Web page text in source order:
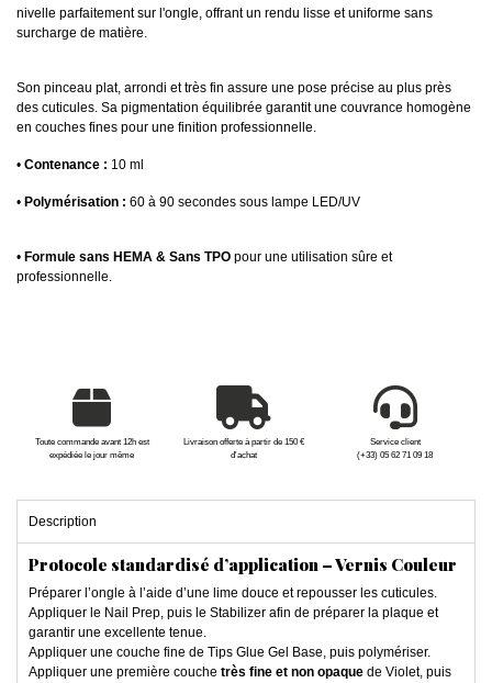
nivelle parfaitement sur l'ongle, offrant un rendu lisse et uniforme sans
surcharge de matière.
Son pinceau plat, arrondi et très fin assure une pose précise au plus près
des cuticules. Sa pigmentation équilibrée garantit une couvrance homogène
en couches fines pour une finition professionnelle.
• Contenance : 10 ml
• Polymérisation : 60 à 90 secondes sous lampe LED/UV
• Formule sans HEMA & Sans TPO pour une utilisation sûre et
professionnelle.
Toute commande avant 12h est
expédiée le jour même
Livraison offerte à partir de 150 €
d'achat
Service client
(+33) 05 62 71 09 18
Description
Protocole standardisé d’application – Vernis Couleur
Préparer l’ongle à l’aide d’une lime douce et repousser les cuticules.
Appliquer le Nail Prep, puis le Stabilizer afin de préparer la plaque et
garantir une excellente tenue.
Appliquer une couche fine de Tips Glue Gel Base, puis polymériser.
Appliquer une première couche très fine et non opaque de Violet, puis